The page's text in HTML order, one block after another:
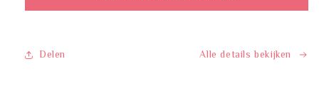
B-
B-
Delen Alle details bekijken